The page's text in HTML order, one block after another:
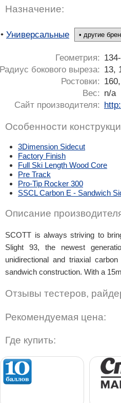
Назначение:
• Универсальные
Геометрия:
Радиус бокового выреза:
13,
Ростовки:
Вес:
n/a
Сайт производителя:
Особенности
3Dimension Sidecut
Factory Finish
Full Ski Length Wood Core
Pre Track
Pro-Tip Rocker 300
SSCL Carbon E - Sandwich
Описание
SCOTT is always striving to
Slight 93, the newest
unidirectional and triaxial
sandwich construction. With a
Отзывы тестеров,
Рекомендуемая цена:
Где купить: